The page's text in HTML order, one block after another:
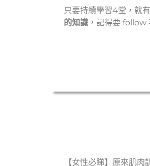
只要持續學習4堂，就
的知識 ，記得要
【女性必睇】原來肌